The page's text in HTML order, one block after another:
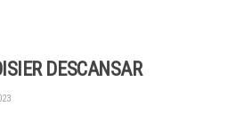
DESCANSAR